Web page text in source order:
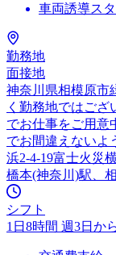
車両誘導ス
勤務地
面接地
神奈川県相模原市
く勤務地ではご
でお仕事をご用意
でお間違えないよ
浜2-4-19富士火災
橋本(神奈川)駅、
シフト
1日8時間 週3日か